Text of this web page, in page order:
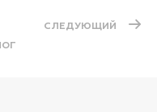
СЛЕДУЮЩИЙ